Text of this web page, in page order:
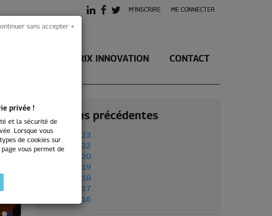
LE PRIX INNOVATION CONTACT
M'INSCRIRE ME CONNECTER
Éditions précédentes
Édition 2023
Édition 2022
Édition 2020
Édition 2019
Édition 2018
Édition 2017
Édition 2016
sans accepter →
privée !
et la sécurité de
Lorsque vous
de cookies sur
vous permet de